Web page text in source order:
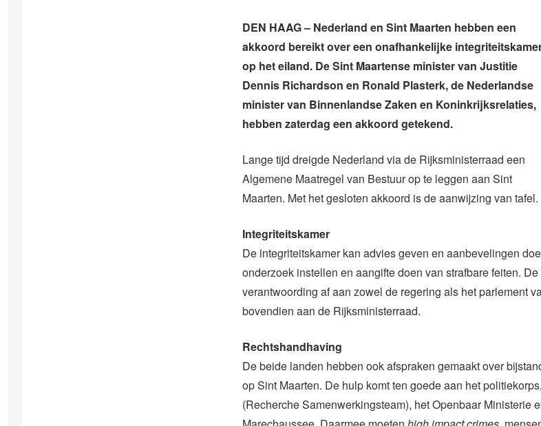
DEN HAAG – Nederland en Sint Maarten hebben een
akkoord bereikt over een onafhankelijke
op het eiland. De Sint Maartense minister van Justitie
Dennis Richardson en Ronald Plasterk, de Nederlandse
minister van Binnenlandse Zaken en Koninkrijksrelaties,
hebben zaterdag een akkoord getekend.
Lange tijd dreigde Nederland via de Rijksministerraad een
Algemene Maatregel van Bestuur op te leggen aan Sint
Maarten. Met het gesloten akkoord is de aanwijzing van tafel.
Integriteitskamer
De integriteitskamer kan advies geven en aanbevelingen
onderzoek instellen en aangifte doen van strafbare feiten.
verantwoording af aan zowel de regering als het parlement
bovendien aan de Rijksministerraad.
Rechtshandhaving
De beide landen hebben ook afspraken gemaakt over
op Sint Maarten. De hulp komt ten goede aan het
(Recherche Samenwerkingsteam), het Openbaar Ministerie